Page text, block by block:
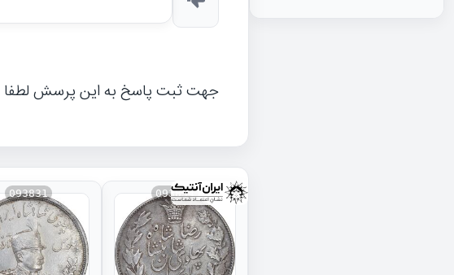
جهت ثبت پاسخ به این پرسش لطفا
093834
093831